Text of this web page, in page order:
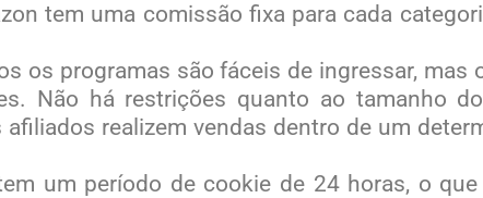
tem uma comissão fixa para cada
os programas são fáceis de ingressar, mas
Não há restrições quanto ao tamanho
realizem vendas dentro de um
um período de cookie de 24 horas, o